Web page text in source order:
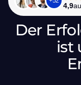
4,9
Der
ist